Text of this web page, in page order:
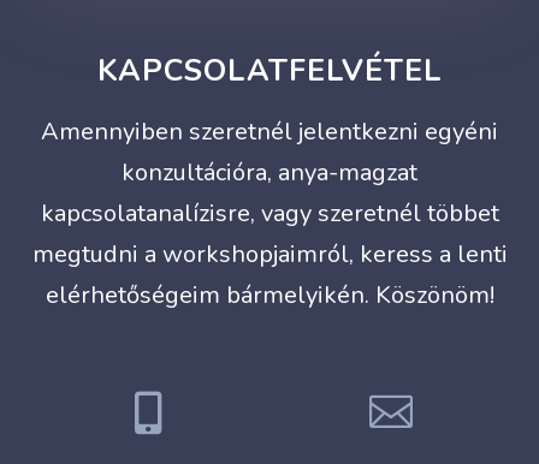
KAPCSOLATFELVÉTEL
Amennyiben szeretnél jelentkezni egyéni
konzultációra, anya-magzat
kapcsolatanalízisre, vagy szeretnél többet
megtudni a workshopjaimról, keress a lenti
elérhetőségeim bármelyikén. Köszönöm!
 